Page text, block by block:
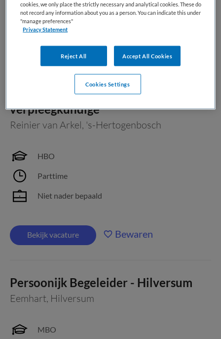
banenbank | Werk(t) in zorg en welzijn
Sociotherapeut of coordinerend
verpleegkundige
Reinier van Arkel, 's-Hertogenbosch
HBO
Parttime
Niet nader bepaald
Bekijk vacature Bewaren
Persoonijk Begeleider - Hilversum
Eemhart, Hilversum
MBO
cookies, we only place the strictly necessary and analytical cookies. These do
not record any information about you as a person. You can indicate this under
"manage preferences"
Privacy Statement
Reject All Accept All Cookies
Cookies Settings